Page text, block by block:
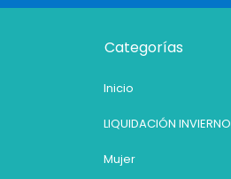
Categorías
Inicio
LIQUIDACIÓN INVIERNO
Mujer